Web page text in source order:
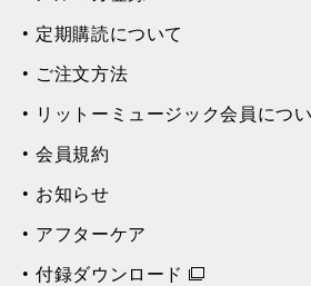
定期購読について
ご注文方法
リットーミュージック会員につ
会員規約
お知らせ
アフターケア
付録ダウンロード